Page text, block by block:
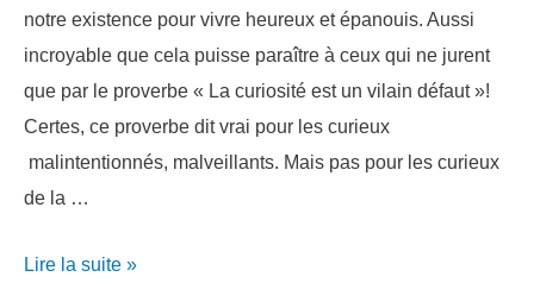
notre existence pour vivre heureux et épanouis. Aussi
incroyable que cela puisse paraître à ceux qui ne jurent
que par le proverbe « La curiosité est un vilain défaut »!
Certes, ce proverbe dit vrai pour les curieux
malintentionnés, malveillants. Mais pas pour les curieux
de la …
Quels
Lire la suite »